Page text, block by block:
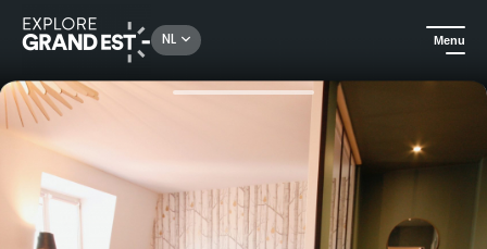
NL Menu
Kijk je ogen uit in de Grand Est Gîte Le Verdoyant in Colmar